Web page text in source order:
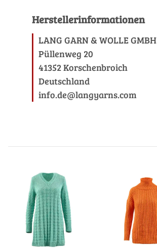
Herstellerinformationen
LANG GARN & WOLLE GMBH
Püllenweg 20
41352 Korschenbroich
Deutschland
info.de@langyarns.com